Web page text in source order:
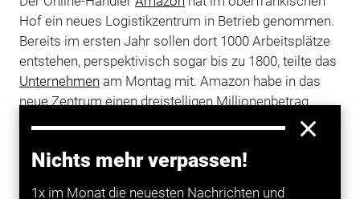
Nichts mehr verpassen!
1x im Monat die neuesten Nachrichten und
Hof ein neues Logistikzentrum in Betrieb genommen.
Bereits im ersten Jahr sollen dort 1000 Arbeitsplätze
entstehen, perspektivisch sogar bis zu 1800, teilte das
Unternehmen am Montag mit. Amazon habe in das
neue Zentrum einen dreistelligen Millionenbetrag
Hof-Gattendorf sei das 18. große Logistikzentrum von
. (ste/dpa)